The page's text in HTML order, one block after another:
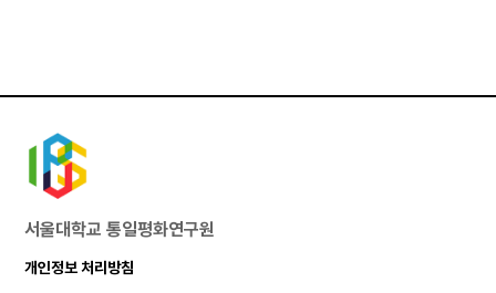
서울대학교 통일평화연구원
개인정보 처리방침